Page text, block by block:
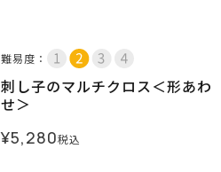
難易度：
刺し子のマルチクロス＜形あわ
せ＞
¥5,280税込